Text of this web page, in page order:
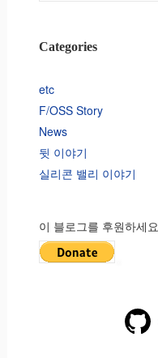
Categories
etc
F/OSS Story
News
뒷 이야기
실리콘 밸리 이야기
이 블로그를 후원하세